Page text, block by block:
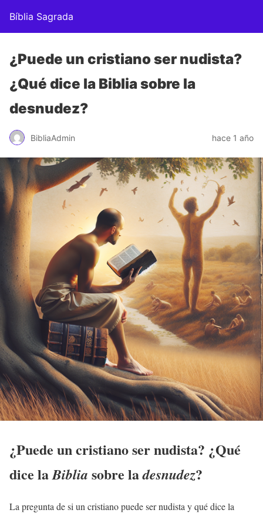
Bíblia Sagrada
¿Puede un cristiano ser nudista?
¿Qué dice la Biblia sobre la
desnudez?
BibliaAdmin hace 1 año
¿Puede un cristiano ser nudista? ¿Qué
dice laBiblia sobre ladesnudez?
La pregunta de si un cristiano puede ser nudista y qué dice la